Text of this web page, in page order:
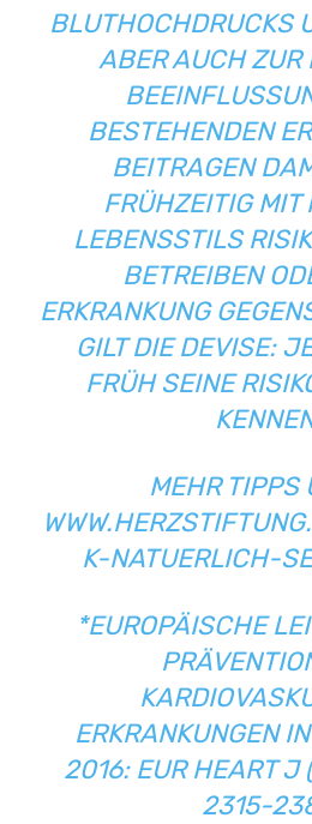
LUTHOCHDRUCKS
BER AUCH ZUR
ESTEHENDEN
EITRAGEN
RÜHZEITIG MIT
EBENSSTILS
ETREIBEN
RKRANKUNG
ILT DIE DEVISE:
RÜH SEINE
MEHR TIPPS
K-NATUERLICH-
*EUROPÄISCHE
ERKRANKUNGEN
2016: EUR HEART J
2315-